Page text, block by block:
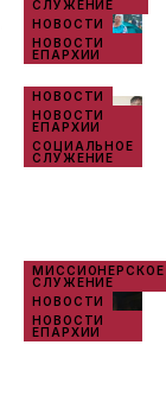
СЛУЖЕНИЕ
НОВОСТИ
НОВОСТИ
ЕПАРХИИ
НОВОСТИ
НОВОСТИ
ЕПАРХИИ
СОЦИАЛЬНОЕ
СЛУЖЕНИЕ
МИССИОНЕРСКОЕ
СЛУЖЕНИЕ
НОВОСТИ
НОВОСТИ
ЕПАРХИИ